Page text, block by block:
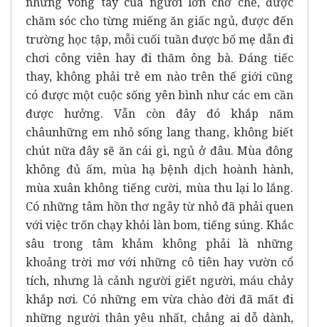
chăm sóc cho từng miếng ăn giấc ngủ, được đến
trường học tập, mỗi cuối tuần được bố mẹ dẫn đi
chơi công viên hay đi thăm ông bà. Đáng tiếc
thay, không phải trẻ em nào trên thế giới cũng
có được một cuộc sống yên bình như các em cần
được hưởng. Vẫn còn đây đó khắp năm
châunhững em nhỏ sống lang thang, không biết
chút nữa đây sẽ ăn cái gì, ngủ ở đâu. Mùa đông
không đủ ấm, mùa hạ bệnh dịch hoành hành,
mùa xuân không tiếng cười, mùa thu lại lo lắng.
Có những tâm hồn thơ ngây từ nhỏ đã phải quen
với việc trốn chạy khỏi làn bom, tiếng súng. Khắc
sâu trong tâm khảm không phải là những
khoảng trời mơ với những cô tiên hay vườn cổ
tích, nhưng là cảnh người giết người, máu chảy
khắp nơi. Có những em vừa chào đời đã mất đi
những người thân yêu nhất, chẳng ai dỗ dành,